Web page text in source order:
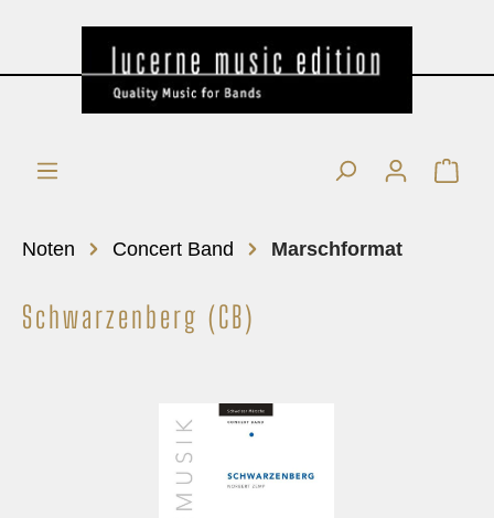
Noten Concert Band Marschformat
Schwarzenberg (CB)